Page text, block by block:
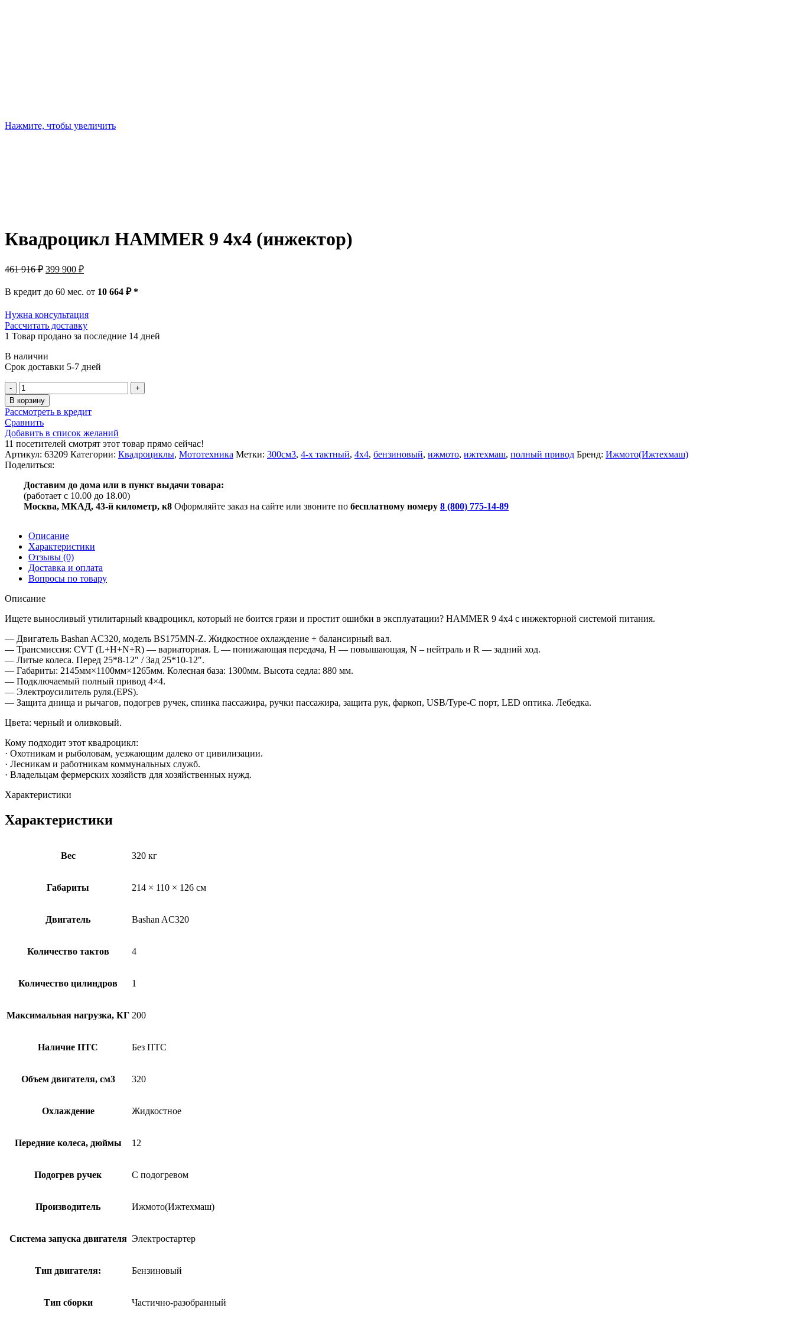
Нажмите, чтобы увеличить
Квадроцикл HAMMER 9 4х4 (инжектор)
461 916₽ Первоначальная
составляла
461
916 ₽.
399 900 ₽Текущая
399
В кредит до 60 мес. от 10 664 ₽*
Нужна консультация
Рассчитать доставку
1 Товар продано за последние 14 дней
В наличии
Срок доставки 5-7 дней
Количество
товара
Квадроцикл
HAMMER
9
4х4
(инжектор)
В корзину
Рассмотреть в кредит
Сравнить
Добавить в список желаний
11 посетителей смотрят этот товар прямо сейчас!
Артикул: 63209 Категории: Квадроциклы, Мототехника Метки: 300см3, 4-х тактный, 4x4, бензиновый, ижмото, ижтехмаш, полный привод Бренд: Ижмото(Ижтехмаш)
Поделиться:
Доставим до дома или в пункт выдачи товара:
(работает с 10.00 до 18.00)
Москва, МКАД, 43-й километр, к8 Оформляйте заказ на сайте или звоните по бесплатному номеру 8 (800) 775-14-89
Описание
Характеристики
Отзывы (0)
Доставка и оплата
Вопросы по товару
Описание
Ищете выносливый утилитарный квадроцикл, который не боится грязи и простит ошибки в эксплуатации? HAMMER 9 4х4 с инжекторной системой питания.
— Двигатель Bashan AC320, модель BS175MN-Z. Жидкостное охлаждение + балансирный вал.
— Трансмиссия: CVT (L+H+N+R) — вариаторная. L — понижающая передача, H — повышающая, N – нейтраль и R — задний ход.
— Литые колеса. Перед 25*8-12″ / Зад 25*10-12″.
— Габариты: 2145мм×1100мм×1265мм. Колесная база: 1300мм. Высота седла: 880 мм.
— Подключаемый полный привод 4×4.
— Электроусилитель руля.(EPS).
— Защита днища и рычагов, подогрев ручек, спинка пассажира, ручки пассажира, защита рук, фаркоп, USB/Type-C порт, LED оптика. Лебедка.
Цвета: черный и оливковый.
Кому подходит этот квадроцикл:
· Охотникам и рыболовам, уезжающим далеко от цивилизации.
· Лесникам и работникам коммунальных служб.
· Владельцам фермерских хозяйств для хозяйственных нужд.
Характеристики
Характеристики
Вес 320 кг
Габариты 214 × 110 × 126 см
Двигатель Bashan AC320
Количество тактов 4
Количество цилиндров 1
Максимальная нагрузка, КГ 200
Наличие ПТС Без ПТС
Объем двигателя, см3 320
Охлаждение Жидкостное
Передние колеса, дюймы 12
Подогрев ручек С подогревом
Производитель Ижмото(Ижтехмаш)
Система запуска двигателя Электростартер
Тип двигателя: Бензиновый
Тип сборки Частично-разобранный